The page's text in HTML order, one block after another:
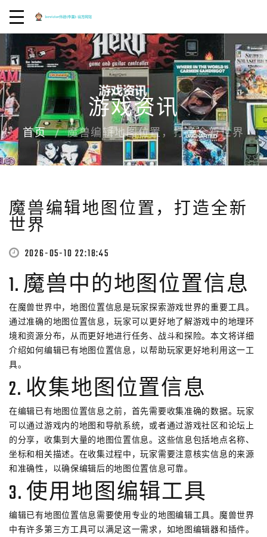
游戏资讯
首页 魔兽编辑地图位置，打造全新世界
魔兽编辑地图位置，打造全新
世界
2026-05-10 22:18:45
1. 魔兽中的地图位置信息
在魔兽世界中，地图位置信息是玩家探索游戏世界的重要工具。
通过准确的地图位置信息，玩家可以更好地了解游戏中的地理环
境和资源分布，从而更好地进行任务、战斗和探险。本文将详细
介绍如何编辑已有地图位置信息，以帮助玩家更好地利用这一工
具。
2. 收集地图位置信息
在编辑已有地图位置信息之前，首先需要收集准确的数据。玩家
可以通过游戏内的地图和导航系统，或者通过游戏社区和论坛上
的分享，收集到大量的地图位置信息。这些信息包括地点名称、
坐标和相关描述。在收集过程中，玩家需要注意核实信息的来源
和准确性，以确保编辑后的地图位置信息可靠。
3. 使用地图编辑工具
编辑已有地图位置信息需要使用专业的地图编辑工具。魔兽世界
中有许多第三方工具可以满足这一需求，如地图编辑器和插件。